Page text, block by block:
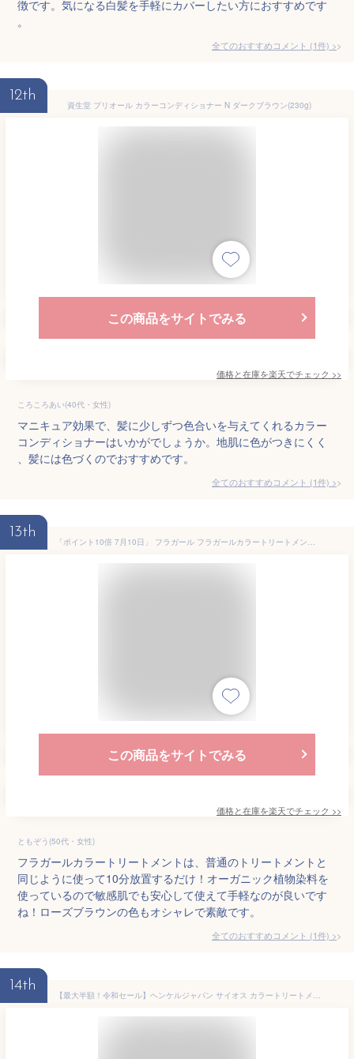
徴です。気になる白髪を手軽にカバーしたい方におすすめです
。
全てのおすすめコメント (1件) >
12th
資生堂 プリオール カラーコンディショナー N ダークブラウン(230g)
この商品をサイトでみる
価格と在庫を楽天でチェック >>
ころころあい(40代・女性)
マニキュア効果で、髪に少しずつ色合いを与えてくれるカラー
コンディショナーはいかがでしょうか。地肌に色がつきにくく
、髪には色づくのでおすすめです。
全てのおすすめコメント (1件) >
13th
「ポイント10倍 7月10日」 フラガール フラガールカラートリートメント ローズブラウン 250g ヘアカラートリートメント アットコスメ 正規品 ヘアケア
この商品をサイトでみる
価格と在庫を楽天でチェック >>
ともぞう(50代・女性)
フラガールカラートリートメントは、普通のトリートメントと
同じように使って10分放置するだけ！オーガニック植物染料を
使っているので敏感肌でも安心して使えて手軽なのが良いです
ね！ローズブラウンの色もオシャレで素敵です。
全てのおすすめコメント (1件) >
14th
【最大半額！令和セール】ヘンケルジャパン サイオス カラートリートメント ダークブラウン 180g